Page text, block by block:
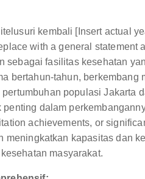
kembali [Insert actual
with a general statement
sebagai fasilitas kesehatan
bertahun-tahun,
populasi Jakarta
dalam
achievements, or
kapasitas dan
masyarakat.